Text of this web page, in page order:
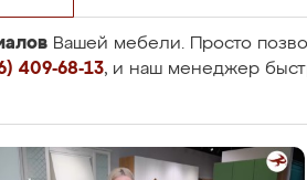
Вашей мебели. Просто
409-68-13, и наш менеджер